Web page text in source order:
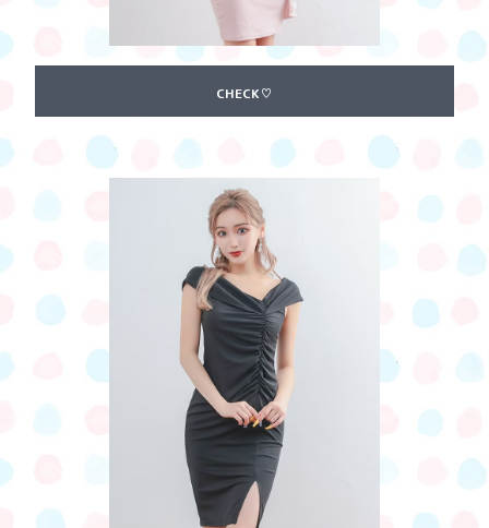
CHECK♡